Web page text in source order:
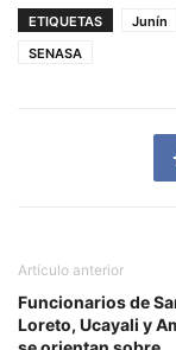
ETIQUETAS Junín
SENASA
Artículo anterior
Funcionarios de
Loreto, Ucayali y